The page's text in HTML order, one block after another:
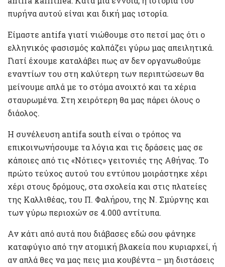
πυρήνα αυτού είναι και δική μας ιστορία.
Είμαστε antifa γιατί νιώθουμε στο πετσί μας ότι ο
ελληνικός φασισμός καλπάζει γύρω μας απειλητικά.
Γιατί έχουμε καταλάβει πως αν δεν οργανωθούμε
εναντίων του στη καλύτερη των περιπτώσεων θα
μείνουμε απλά με το στόμα ανοιχτό και τα χέρια
σταυρωμένα. Στη χειρότερη θα μας πάρει όλους ο
διάολος.
Η συνέλευση antifa south είναι ο τρόπος να
επικοινωνήσουμε τα λόγια και τις δράσεις μας σε
κάποιες από τις «Νότιες» γειτονιές της Αθήνας. Το
πρώτο τεύχος αυτού του εντύπου μοιράστηκε χέρι
χέρι στους δρόμους, στα σχολεία και στις πλατείες
της Καλλιθέας, του Π. Φαλήρου, της Ν. Σμύρνης και
των γύρω περιοχών σε 4.000 αντίτυπα.
Αν κάτι από αυτά που διάβασες εδώ σου φάνηκε
καταφύγιο από την ατομική βλακεία που κυριαρχεί, ή
αν απλά θες να μας πεις μια κουβέντα – μη διστάσεις